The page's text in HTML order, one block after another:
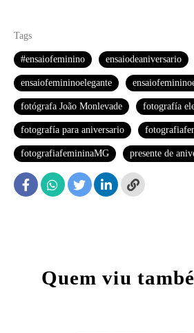
Tags
#ensaiofeminino ensaiodeaniversario
ensaiofemininoelegante
fotógrafa João Monlevade fotografía
fotografía para aniversario
fotografiafemininaMG presente de
Quem viu